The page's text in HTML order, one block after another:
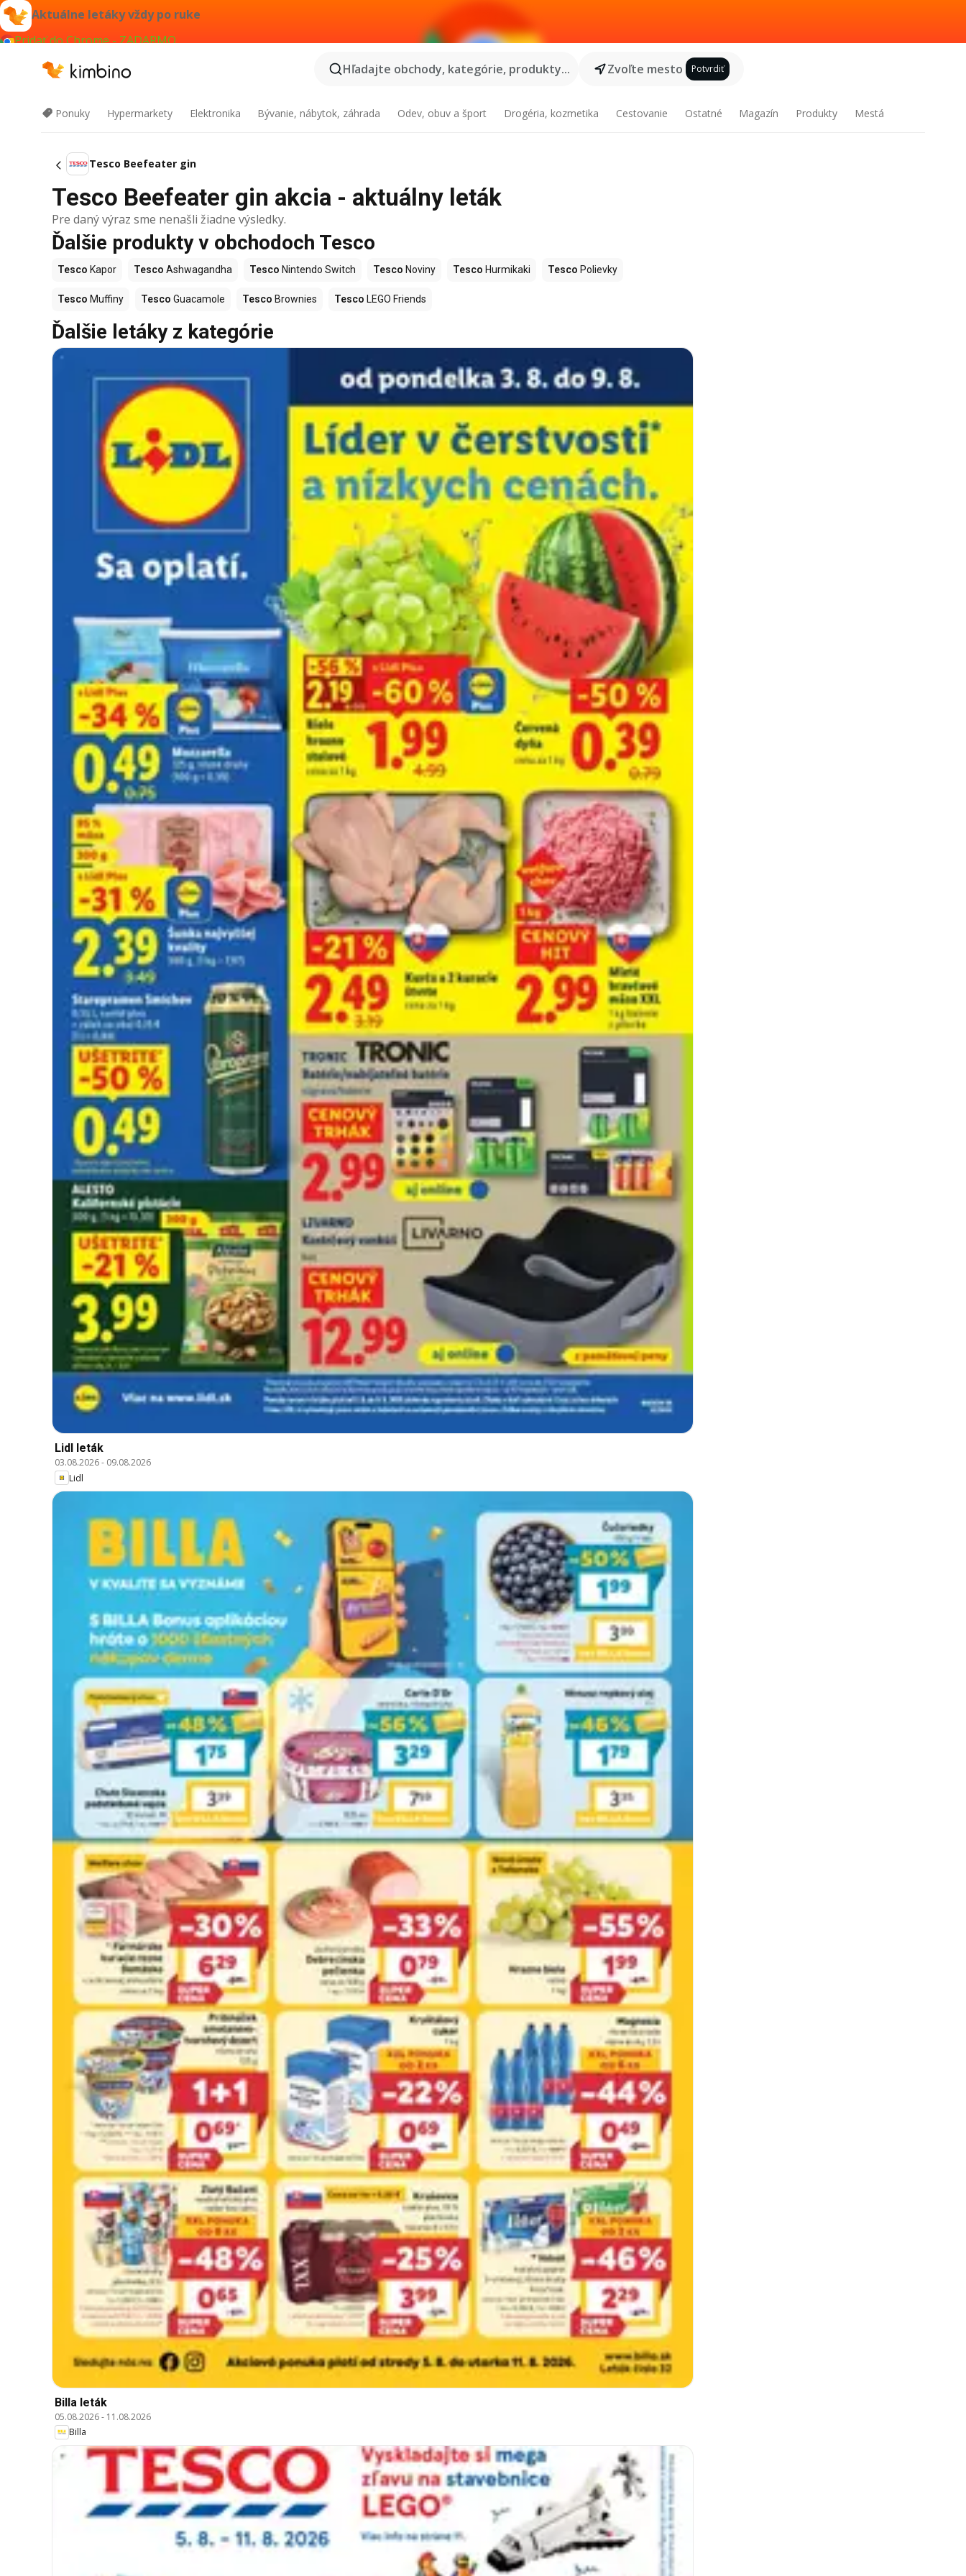
Aktuálne letáky vždy po ruke
Pridať do Chrome - ZADARMO
Hľadajte obchody, kategórie, produkty...
Zvoľte mesto Potvrdiť
Ponuky Hypermarkety Elektronika Bývanie, nábytok, záhrada Odev, obuv a šport Drogéria, kozmetika Cestovanie Ostatné Magazín Produkty Mestá
Tesco Beefeater gin
Tesco Beefeater gin akcia - aktuálny leták
Pre daný výraz sme nenašli žiadne výsledky.
Ďalšie produkty v obchodoch Tesco
Tesco Kapor Tesco Ashwagandha Tesco Nintendo Switch Tesco Noviny Tesco Hurmikaki Tesco Polievky
Tesco Muffiny Tesco Guacamole Tesco Brownies Tesco LEGO Friends
Ďalšie letáky z kategórie
Lidl leták
03.08.2026- 09.08.2026
Lidl
Billa leták
05.08.2026- 11.08.2026
Billa